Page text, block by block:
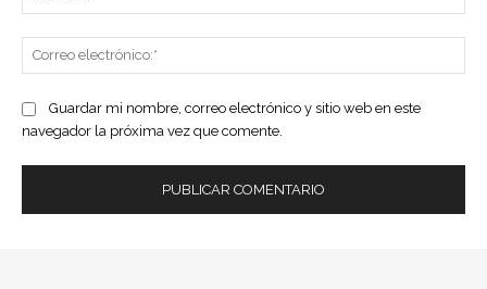
Guardar mi nombre, correo electrónico y sitio web en este
navegador la próxima vez que comente.